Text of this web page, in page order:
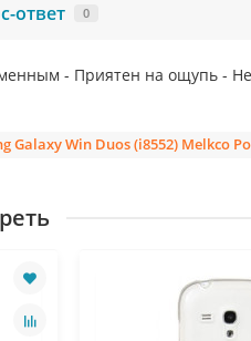
ответ 0
- Приятен на ощупь -
Win Duos (i8552) Melkco